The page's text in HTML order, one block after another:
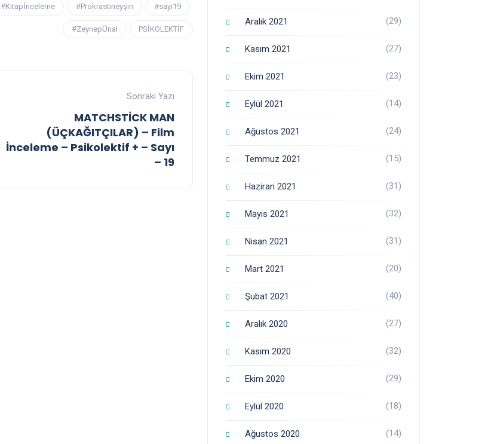
#Kitapİnceleme #Prokrastineyşın #sayı19
#ZeynepÜnal PSİKOLEKTİF
Sonraki Yazı
MATCHSTİCK MAN
(ÜÇKAĞITÇILAR) – Film
İnceleme – Psikolektif + – Sayı
– 19
Aralık 2021 (29)
Kasım 2021 (27)
Ekim 2021 (23)
Eylül 2021 (14)
Ağustos 2021 (24)
Temmuz 2021 (15)
Haziran 2021 (31)
Mayıs 2021 (32)
Nisan 2021 (31)
Mart 2021 (20)
Şubat 2021 (40)
Aralık 2020 (27)
Kasım 2020 (32)
Ekim 2020 (29)
Eylül 2020 (18)
Ağustos 2020 (14)